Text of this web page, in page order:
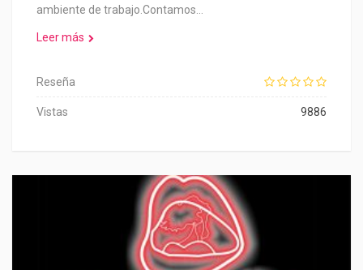
ambiente de trabajo.Contamos…
Leer más
Reseña
Vistas 9886